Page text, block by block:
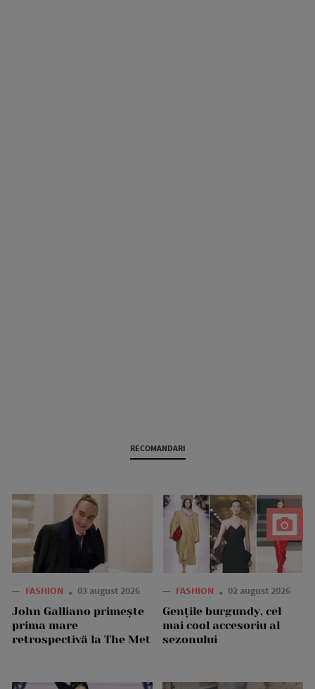
RECOMANDARI
— FASHION 03 august 2026
John Galliano primește
prima mare
retrospectivă la The Met
— FASHION 02 august 2026
Gențile burgundy, cel
mai cool accesoriu al
sezonului